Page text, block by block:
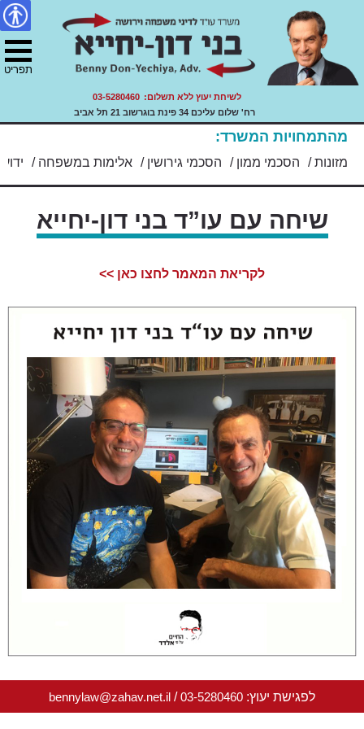
עו"ד בני דון יחייא
דיני משפחה, ירושה ועזבונות.
נגישות
content
לשיחת יעוץ ללא תשלום: 03-5280460
רח' שלום עליכם 34 פינת בוגרשוב 21 תל אביב
מהתמחויות המשרד:
מזונות/ הסכמי ממון / הסכמי גירושין / אלימות במשפחה /
שיחה עם עו”ד בני דון-יחייא
לקריאת המאמר לחצו כאן >>
לפגישת יעוץ: 03-5280460
/
bennylaw@zahav.net.il
תפריט